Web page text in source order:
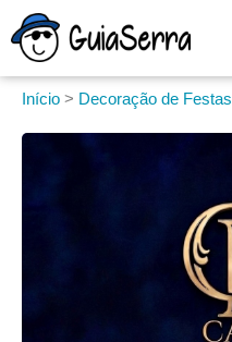
Início > Decoração de Festas